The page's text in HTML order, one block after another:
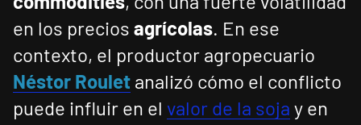
en los precios agrícolas. En ese
contexto, el productor agropecuario
Néstor Roulet analizó cómo el conflicto
puede influir en el valor de la soja y en